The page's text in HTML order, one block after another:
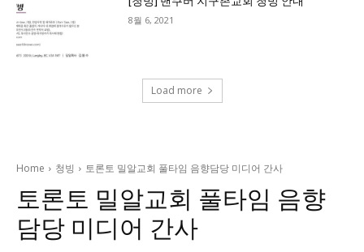
8월 6, 2021
Load more